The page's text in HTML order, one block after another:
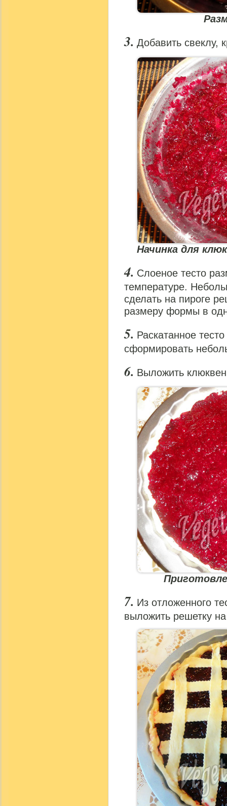
Добавить свеклу,
Начинка для
Слоеное тесто
температуре.
сделать на пироге
размеру формы в
Раскатанное
сформировать
Выложить
Из отложенного
выложить решетку